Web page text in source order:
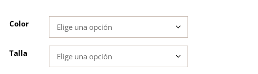
Color
Talla